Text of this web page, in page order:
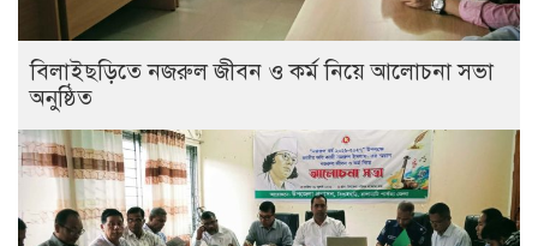
বিলাইছড়িতে নজরুল জীবন ও কর্ম নিয়ে আলোচনা সভা
অনুষ্ঠিত